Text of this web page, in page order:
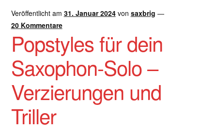
Veröffentlicht am 31. Januar 2024 von saxbrig —
20 Kommentare
Popstyles für dein
Saxophon-Solo –
Verzierungen und
Triller